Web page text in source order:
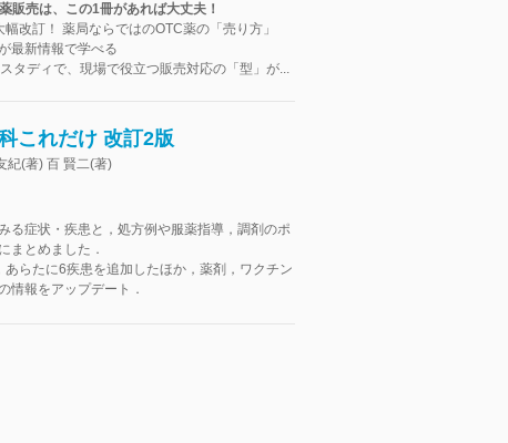
販売は、この1冊があれば大丈夫！
改訂！ 薬局ならではのOTC薬の「売り方」
最新情報で学べる
タディで、現場で役立つ販売対応の「型」が...
これだけ 改訂2版
紀(著) 百 賢二(著)
る症状・疾患と，処方例や服薬指導，調剤のポ
まとめました．
あらたに6疾患を追加したほか，薬剤，ワクチン
情報をアップデート．